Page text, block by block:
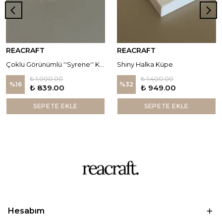
REACRAFT
%16
₺ 1,000.00
₺ 839.00
SEPETE EKLE
REACRAFT
Shiny Halka Küpe
%32
₺ 1,400.00
₺ 949.00
SEPETE EKLE
Hesabım